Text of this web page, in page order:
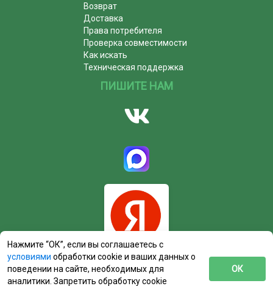
Возврат
Доставка
Права потребителя
Проверка совместимости
Как искать
Техническая поддержка
ПИШИТЕ НАМ
Нажмите “ОК”, если вы соглашаетесь с
условиями обработки cookie и ваших данных о
поведении на сайте, необходимых для
аналитики. Запретить обработку cookie
ОК